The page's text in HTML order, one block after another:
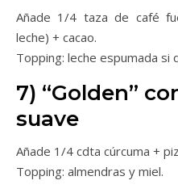
Añade 1/4 taza de café
leche) + cacao.
Topping: leche espumada
7) “Golden”
suave
Añade 1/4 cdta cúrcuma +
Topping: almendras y miel.